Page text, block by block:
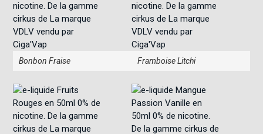
Bonbon Fraise Framboise Litchi